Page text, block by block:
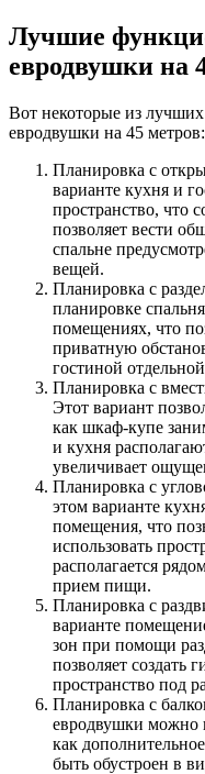
Лучшие
евродвушки на
Вот некоторые из
евродвушки на 45 метров:
Планировка с
варианте кухня и
пространство, что
позволяет вести
спальне
вещей.
Планировка с
планировке
помещениях, что
приватную
гостиной
Планировка с
Этот вариант
как шкаф-купе
и кухня
увеличивает
Планировка с
этом варианте
помещения, что
использовать
располагается
прием пищи.
Планировка с
варианте
зон при помощи
позволяет создать
пространство под
Планировка с
евродвушки можно
как
быть обустроен в